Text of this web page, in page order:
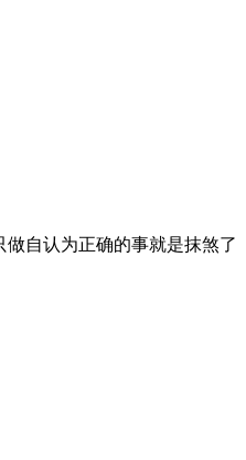
自认为正确的事就是抹煞了